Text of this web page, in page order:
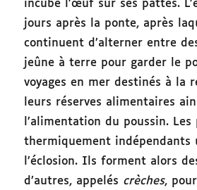
incube l’œuf sur ses pattes.
jours après la ponte, après
continuent d’alterner entre
jeûne à terre pour garder le
voyages en mer destinés à la
leurs réserves alimentaires
l’alimentation du poussin. Les
thermiquement indépendants
l’éclosion. Ils forment alors
d’autres, appelés crèches,